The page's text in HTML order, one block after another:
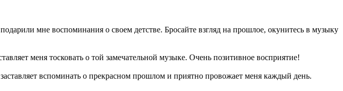
мне воспоминания о своем детстве. Бросайте взгляд на прошлое, окунитесь в музыку
меня тосковать о той замечательной музыке. Очень позитивное восприятие!
вспоминать о прекрасном прошлом и приятно провожает меня каждый день.